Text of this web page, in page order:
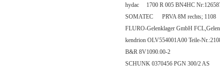
hydac 1700 R 005 BN4HC
SOMATEC PRVA 8M rechts; 1108
FLURO-Gelenklager GmbH
kendrion OLV554001A00 Teile-
B&R 8V1090.00-2
SCHUNK 0370456 PGN 300/2 AS